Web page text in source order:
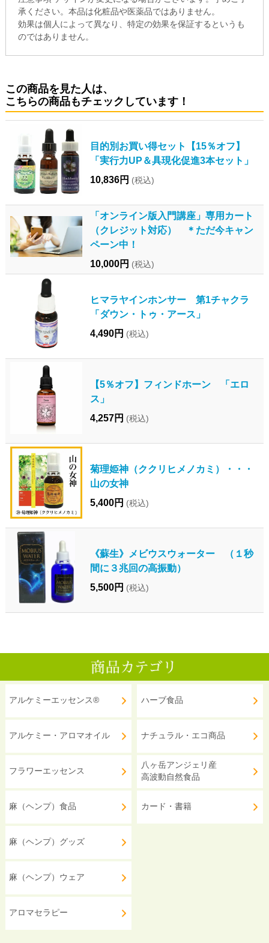
承ください。本品は化粧品や医薬品ではありません。
効果は個人によって異なり、特定の効果を保証するというも
のではありません。
この商品を見た人は、
こちらの商品もチェックしています！
目的別お買い得セット【15％オフ】
「実行力UP＆具現化促進3本セット」
10,836円 (税込)
「オンライン版入門講座」専用カート
（クレジット対応） ＊ただ今キャン
ペーン中！
10,000円 (税込)
ヒマラヤインホンサー 第1チャクラ
「ダウン・トゥ・アース」
4,490円 (税込)
【5％オフ】フィンドホーン 「エロ
ス」
4,257円 (税込)
菊理姫神（ククリヒメノカミ）・・・
山の女神
5,400円 (税込)
《蘇生》メビウスウォーター （１秒
間に３兆回の高振動）
5,500円 (税込)
アルケミーエッセンス®
アルケミー・アロマオイル
フラワーエッセンス
麻（ヘンプ）食品
麻（ヘンプ）グッズ
麻（ヘンプ）ウェア
アロマセラピー
ハーブ食品
ナチュラル・エコ商品
八ヶ岳アンジェリ産
高波動自然食品
カード・書籍